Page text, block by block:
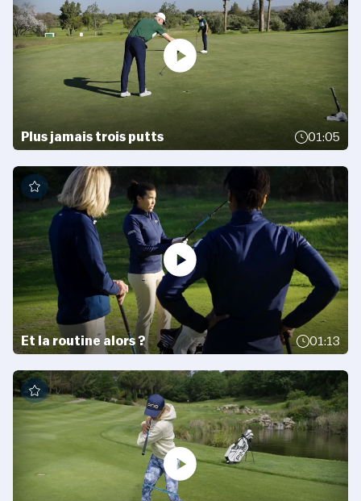
Plus jamais trois putts 01:05
Et la routine alors ? 01:13